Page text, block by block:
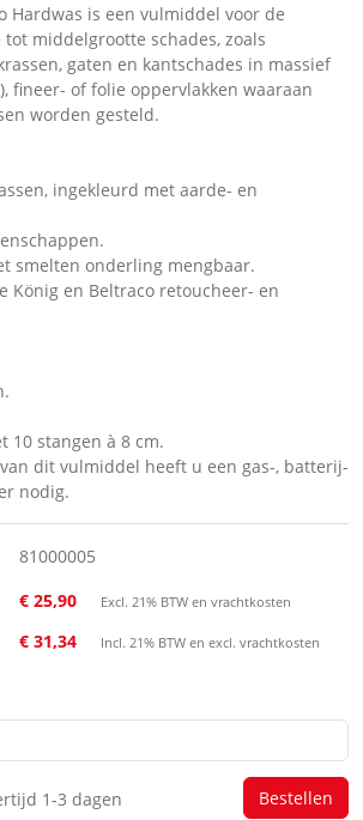
Hardwas is een vulmiddel voor de
middelgrootte schades, zoals
gaten en kantschades in massief
fineer- of folie oppervlakken waaraan
worden gesteld.
ingekleurd met aarde- en
smelten onderling mengbaar.
König en Beltraco retoucheer- en
10 stangen à 8 cm.
dit vulmiddel heeft u een gas-, batterij-
nodig.
81000005
€ 25,90 Excl. 21% BTW en vrachtkosten
€ 31,34 Incl. 21% BTW en excl. vrachtkosten
1-3 dagen